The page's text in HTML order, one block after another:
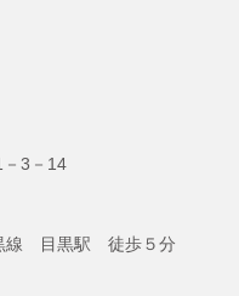
3－14
線 目黒駅 徒歩５分